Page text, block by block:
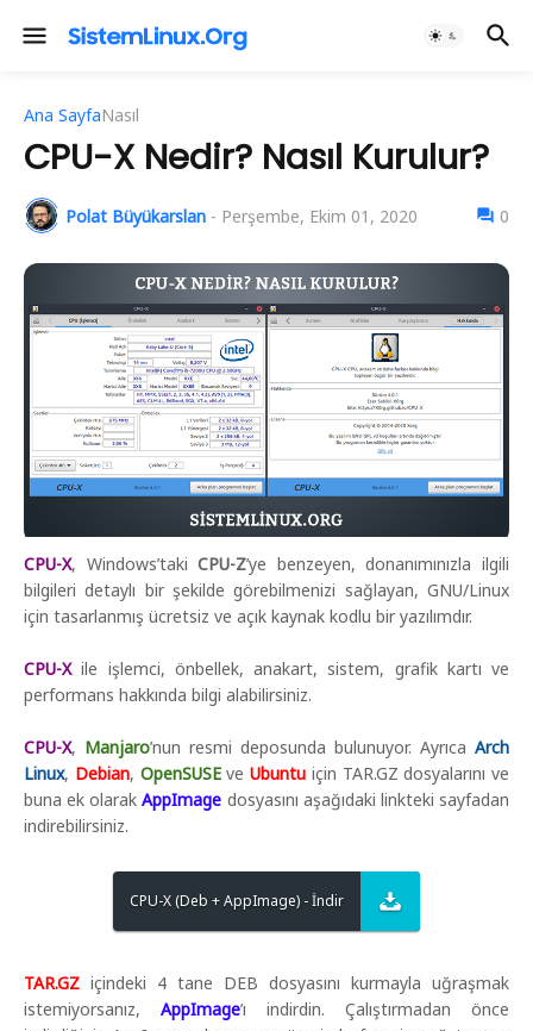
Ana SayfaNasıl
CPU-X Nedir? Nasıl Kurulur?
Polat Büyükarslan - Perşembe, Ekim 01, 2020 0
CPU-X, Windows’takiCPU-Z’ye benzeyen, donanımınızla ilgili
bilgileri detaylı bir şekilde görebilmenizi sağlayan, GNU/Linux
için tasarlanmış ücretsiz ve açık kaynak kodlu bir yazılımdır.
CPU-Xile işlemci, önbellek, anakart, sistem, grafik kartı ve
performans hakkında bilgi alabilirsiniz.
CPU-X, Manjaro’nun resmi deposunda bulunuyor. Ayrıca Arch
Linux, Debian, OpenSUSEve Ubuntu için TAR.GZ dosyalarını ve
buna ek olarakAppImage dosyasını aşağıdaki linkteki sayfadan
indirebilirsiniz.
CPU-X (Deb + AppImage) - İndir
TAR.GZ içindeki 4 tane DEB dosyasını kurmayla uğraşmak
istemiyorsanız, AppImage’ı indirdin. Çalıştırmadan önce